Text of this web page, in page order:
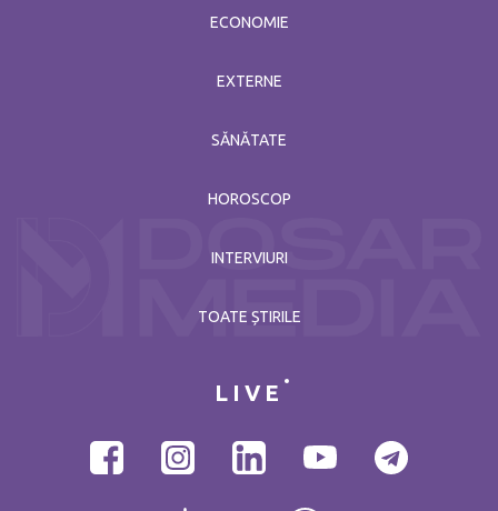
ECONOMIE
EXTERNE
SĂNĂTATE
HOROSCOP
INTERVIURI
TOATE ȘTIRILE
LIVE